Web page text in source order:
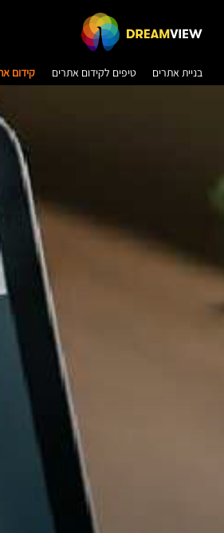
בניית אתרים טיפים לקידום אתרים קידום